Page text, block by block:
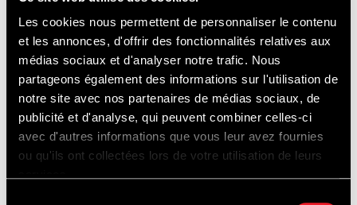
Les cookies nous permettent de personnaliser le contenu
et les annonces, d'offrir des fonctionnalités relatives aux
médias sociaux et d'analyser notre trafic. Nous
partageons également des informations sur l'utilisation de
notre site avec nos partenaires de médias sociaux, de
publicité et d'analyse, qui peuvent combiner celles-ci
avec d'autres informations que vous leur avez fournies
ou qu'ils ont collectées lors de votre utilisation de leurs